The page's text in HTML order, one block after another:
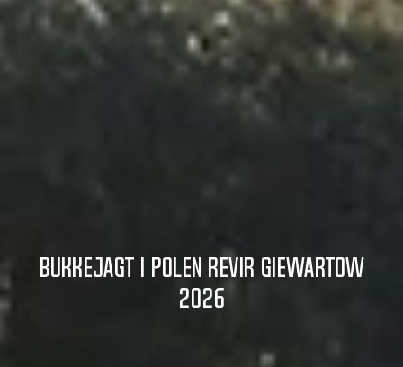
Bukkejagt i Polen revir Giewartow
2026